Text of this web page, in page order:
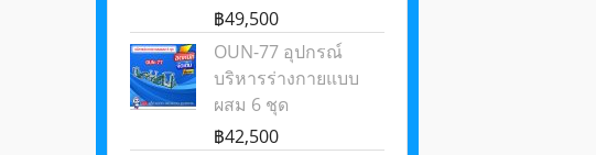
฿49,500
OUN-77 อุปกรณ์
บริหารร่างกายแบบ
ผสม 6 ชุด
฿42,500